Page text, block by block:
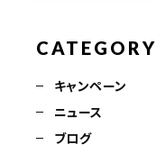
CATEGORY
キャンペーン
ニュース
ブログ